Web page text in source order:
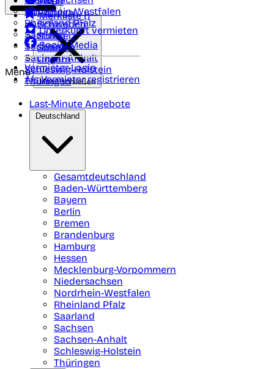
Nordrhein-Westfalen
Rheinland Pfalz
Saarland
Sachsen
Sachsen-Anhalt
Schleswig-Holstein
Thüringen
Portugal
Schweden
Schweiz
Spanien
Ungarn
Merkliste ()
Unterkunft vermieten
Social Media
Vermieter-Login
Als Vermieter registrieren
Menü
Menü schließen
Last-Minute Angebote
Deutschland
Gesamtdeutschland
Baden-Württemberg
Bayern
Berlin
Bremen
Brandenburg
Hamburg
Hessen
Mecklenburg-Vorpommern
Niedersachsen
Nordrhein-Westfalen
Rheinland Pfalz
Saarland
Sachsen
Sachsen-Anhalt
Schleswig-Holstein
Thüringen